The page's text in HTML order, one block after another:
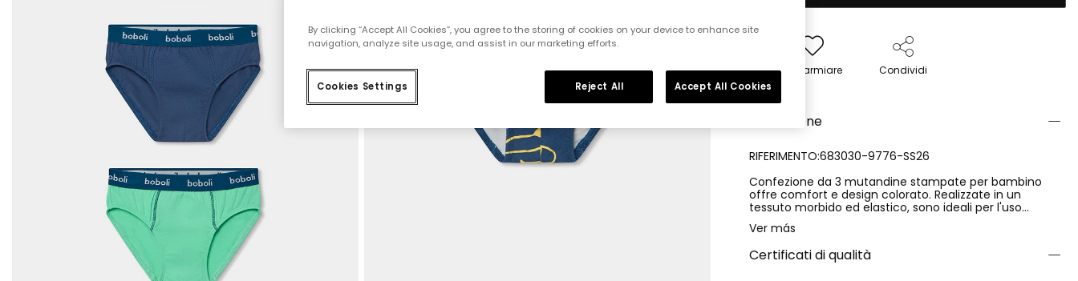
Risparmiare Condividi
Descrizione
RIFERIMENTO:683030-9776-SS26
Confezione da 3 mutandine stampate per bambino
offre comfort e design colorato. Realizzate in un
tessuto morbido ed elastico, sono ideali per l'uso
quotidiano. Una presenta strisce colorate, un'altra una
stampa con forme e note musicali, e la terza è di un blu
solido. Destinate a età dai 2 ai 14 anni, sono perfette per
accompagnare qualsiasi attività. I colori e le stampe
Ver más
Certificati di qualità
By clicking “Accept All Cookies”, you agree to the storing of cookies on your device to enhance site
navigation, analyze site usage, and assist in our marketing efforts.
Cookies Settings Reject All Accept All Cookies